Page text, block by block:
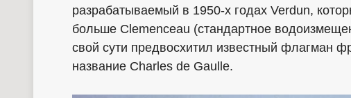
разрабатываемый в 1950-х годах Verdun,
больше Clemenceau (стандартное
свой сути предвосхитил известный флагман
название Charles de Gaulle.